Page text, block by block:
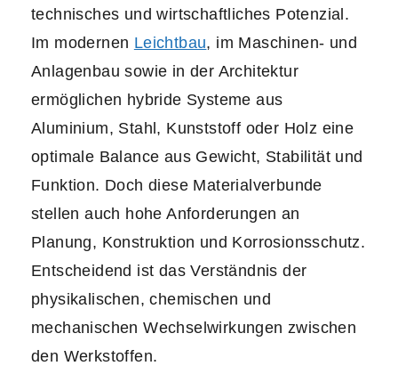
technisches und wirtschaftliches Potenzial.
Im modernen Leichtbau, im Maschinen- und
Anlagenbau sowie in der Architektur
ermöglichen hybride Systeme aus
Aluminium, Stahl, Kunststoff oder Holz eine
optimale Balance aus Gewicht, Stabilität und
Funktion. Doch diese Materialverbunde
stellen auch hohe Anforderungen an
Planung, Konstruktion und Korrosionsschutz.
Entscheidend ist das Verständnis der
physikalischen, chemischen und
mechanischen Wechselwirkungen zwischen
den Werkstoffen.